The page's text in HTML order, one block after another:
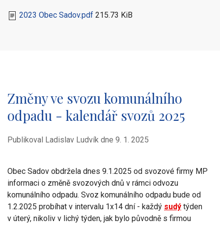
2023 Obec Sadov.pdf 215.73 KiB
Změny ve svozu komunálního
odpadu - kalendář svozů 2025
Publikoval Ladislav Ludvík dne 9. 1. 2025
Obec Sadov obdržela dnes 9.1.2025 od svozové firmy MP
informaci o změně svozových dnů v rámci odvozu
komunálního odpadu. Svoz komunálního odpadu bude od
1.2.2025 probíhat v intervalu 1x14 dní - každý sudý týden
v úterý, nikoliv v lichý týden, jak bylo původně s firmou